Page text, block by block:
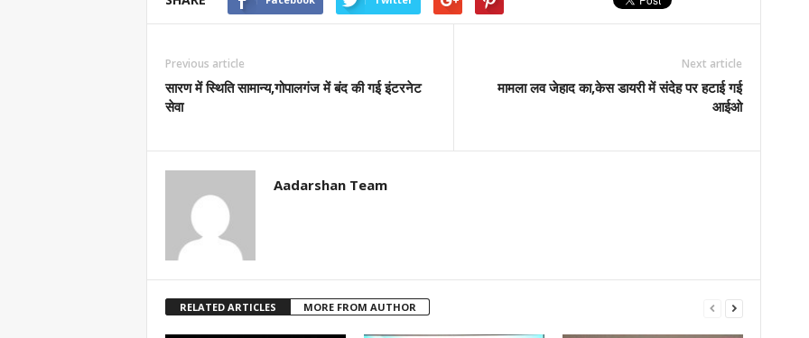
Previous article
सारण में स्थिति सामान्य,गोपालगंज में बंद की गई इंटरनेट
सेवा
Next article
मामला लव जेहाद का,केस डायरी में संदेह पर हटाई गई
आईओ
Aadarshan Team
RELATED ARTICLES MORE FROM AUTHOR